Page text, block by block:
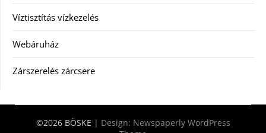
Víztisztítás vízkezelés
Webáruház
Zárszerelés zárcsere
©2026 BÖSKE | Design: Newspaperly WordPress